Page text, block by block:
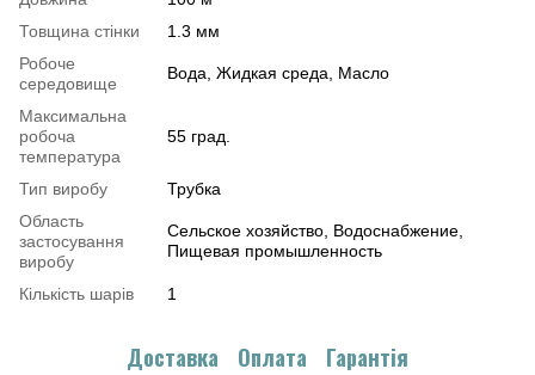
Товщина стінки
1.3 мм
Робоче
середовище
Вода, Жидкая среда, Масло
Максимальна
робоча
температура
55 град.
Тип виробу
Трубка
Область
застосування
виробу
Сельское хозяйство, Водоснабжение,
Пищевая промышленность
Кількість шарів 1
Доставка Оплата Гарантія